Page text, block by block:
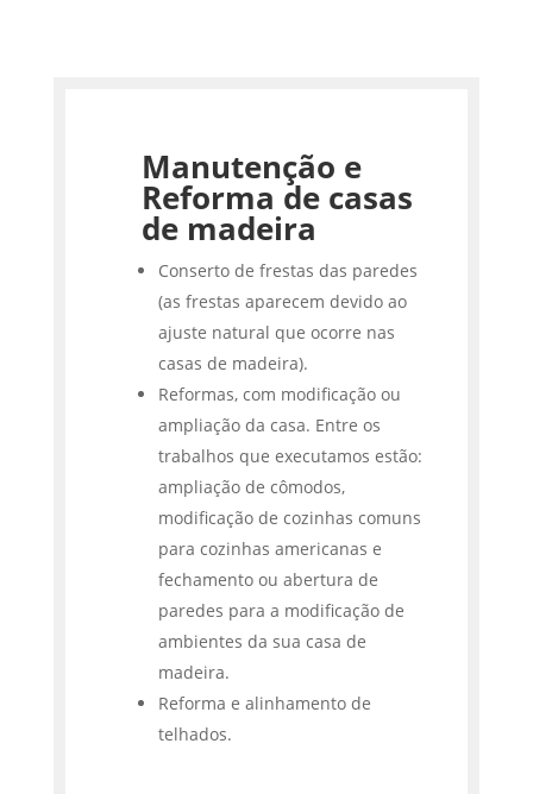
Manutenção e
Reforma de casas
de madeira
Conserto de frestas das paredes
(as frestas aparecem devido ao
ajuste natural que ocorre nas
casas de madeira).
Reformas, com modificação ou
ampliação da casa. Entre os
trabalhos que executamos estão:
ampliação de cômodos,
modificação de cozinhas comuns
para cozinhas americanas e
fechamento ou abertura de
paredes para a modificação de
ambientes da sua casa de
madeira.
Reforma e alinhamento de
telhados.